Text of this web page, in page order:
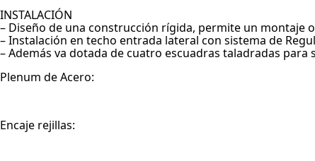
INSTALACIÓN
– Diseño de una construcción rígida, permite un montaje
– Instalación en techo entrada lateral con sistema de
– Además va dotada de cuatro escuadras taladradas para
Plenum de Acero:
Encaje rejillas: